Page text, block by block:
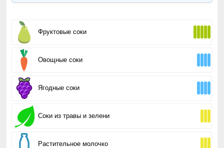
Фруктовые соки
Овощные соки
Ягодные соки
Соки из травы и зелени
Растительное молочко